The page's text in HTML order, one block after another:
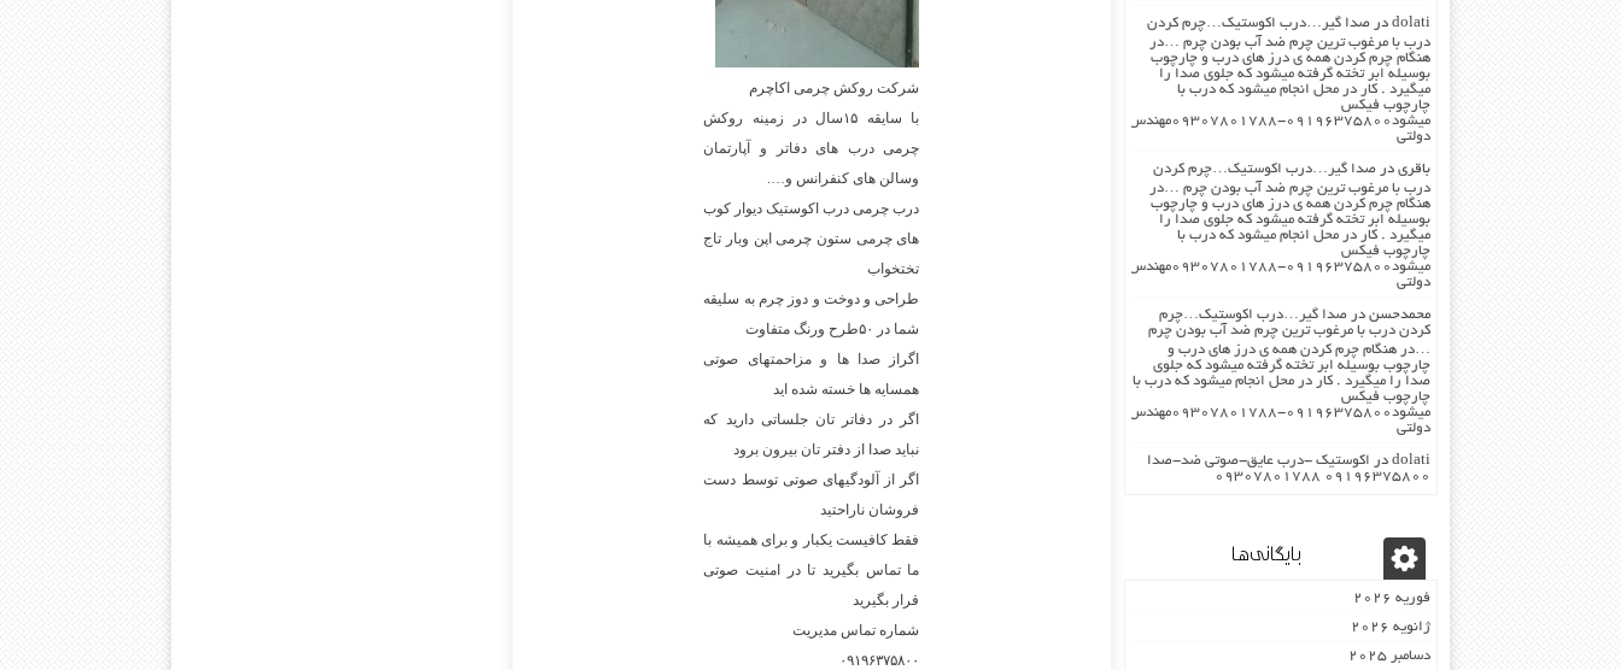
شرکت روکش چرمی اکاچرم
با سایقه ۱۵سال در زمینه روکش
چرمی درب های دفاتر و آپارتمان
وسالن های کنفرانس و….
درب چرمی درب اکوستیک دیوار کوب
های چرمی ستون چرمی اپن وبار تاج
تختخواب
طراحی و دوخت و دوز چرم به سلیقه
شما در ۵۰طرح ورنگ متفاوت
اگراز صدا ها و مزاحمتهای صوتی
همسایه ها خسته شده اید
اگر در دفاتر تان جلساتی دارید که
نباید صدا از دفتر تان بیرون برود
اگر از آلودگیهای صوتی توسط دست
فروشان ناراحتید
فقط کافیست یکبار و برای همیشه با
ما تماس بگیرید تا در امنیت صوتی
قرار بگیرید
شماره تماس مدیریت
۰۹۱۹۶۳۷۵۸۰۰
dolati در صدا گیر…درب اکوستیک…چرم کردن
درب با مرغوب ترین چرم ضد آب بودن چرم …در
هنگام چرم کردن همه ی درز های درب و چارچوب
بوسیله ابر تخته گرفته میشود که جلوی صدا را
میگیرد . کار در محل انجام میشود که درب با
چارچوب فیکس
میشود۰۹۱۹۶۳۷۵۸۰۰-۰۹۳۰۷۸۰۱۷۸۸مهندس
دولتی
باقری در صدا گیر…درب اکوستیک…چرم کردن
درب با مرغوب ترین چرم ضد آب بودن چرم …در
هنگام چرم کردن همه ی درز های درب و چارچوب
بوسیله ابر تخته گرفته میشود که جلوی صدا را
میگیرد . کار در محل انجام میشود که درب با
چارچوب فیکس
میشود۰۹۱۹۶۳۷۵۸۰۰-۰۹۳۰۷۸۰۱۷۸۸مهندس
دولتی
محمدحسن در صدا گیر…درب اکوستیک…چرم
کردن درب با مرغوب ترین چرم ضد آب بودن چرم
…در هنگام چرم کردن همه ی درز های درب و
چارچوب بوسیله ابر تخته گرفته میشود که جلوی
صدا را میگیرد . کار در محل انجام میشود که درب با
چارچوب فیکس
میشود۰۹۱۹۶۳۷۵۸۰۰-۰۹۳۰۷۸۰۱۷۸۸مهندس
دولتی
dolati در اکوستیک -درب عایق-صوتی ضد-صدا
۰۹۱۹۶۳۷۵۸۰۰ ۰۹۳۰۷۸۰۱۷۸۸
بایگانی‌ها
فوریه 2026
ژانویه 2026
دسامبر 2025